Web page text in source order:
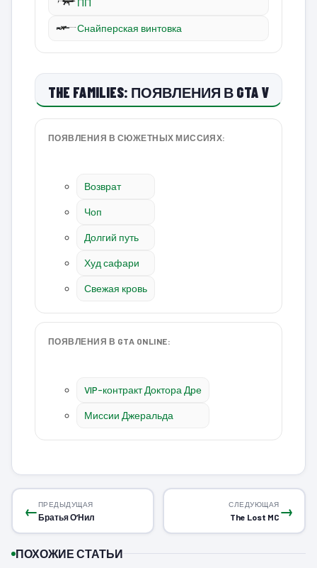
Снайперская винтовка
THE FAMILIES: ПОЯВЛЕНИЯ В GTA V
ПОЯВЛЕНИЯ В СЮЖЕТНЫХ МИССИЯХ:
Возврат
Чоп
Долгий путь
Худ сафари
Свежая кровь
ПОЯВЛЕНИЯ В GTA ONLINE:
VIP-контракт Доктора Дре
Миссии Джеральда
←ПРЕДЫДУЩАЯ
Братья О’Нил →
СЛЕДУЮЩАЯ
The Lost MC
ПОХОЖИЕ СТАТЬИ